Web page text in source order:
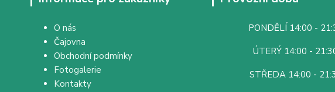
O nás
Čajovna
Obchodní podmínky
Fotogalerie
Kontakty
PONDĚLÍ 14:00 -
ÚTERÝ 14:00 -
STŘEDA 14:00 -